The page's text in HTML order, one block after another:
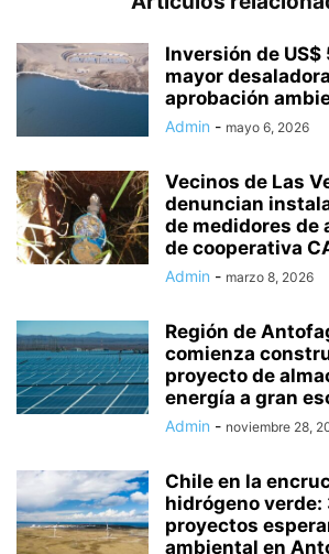
Inversión de
mayor
aprobación
Admin - mayo 6, 2026
Vecinos de Las
denuncian
de medidores de
de cooperativa
Admin - marzo 8, 2026
Región de
comienza
proyecto de
energía a gran
Admin - noviembre 28,
Chile en la
hidrógeno verde:
proyectos
ambiental en